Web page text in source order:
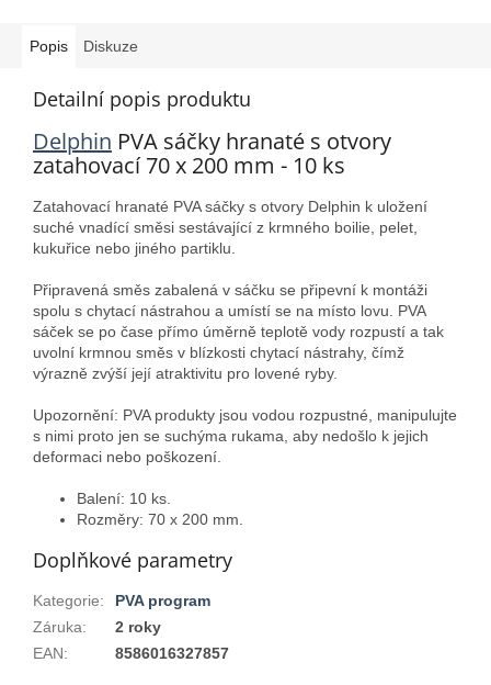
Popis Diskuze
Detailní popis produktu
Delphin PVA sáčky hranaté s otvory
zatahovací 70 x 200 mm - 10 ks
Zatahovací hranaté PVA sáčky s otvory Delphin k uložení
suché vnadící směsi sestávající z krmného boilie, pelet,
kukuřice nebo jiného partiklu.
Připravená směs zabalená v sáčku se připevní k montáži
spolu s chytací nástrahou a umístí se na místo lovu. PVA
sáček se po čase přímo úměrně teplotě vody rozpustí a tak
uvolní krmnou směs v blízkosti chytací nástrahy, čímž
výrazně zvýší její atraktivitu pro lovené ryby.
Upozornění: PVA produkty jsou vodou rozpustné, manipulujte
s nimi proto jen se suchýma rukama, aby nedošlo k jejich
deformaci nebo poškození.
Balení: 10 ks.
Rozměry: 70 x 200 mm.
Doplňkové parametry
Kategorie:
PVA program
Záruka:
2 roky
EAN: 8586016327857